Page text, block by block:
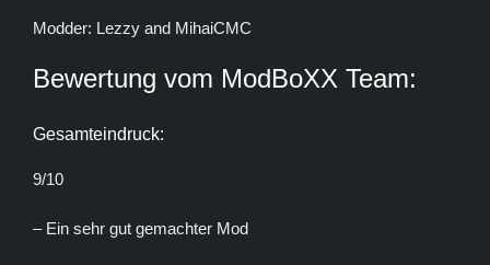
Modder: Lezzy and MihaiCMC
Bewertung vom ModBoXX Team:
Gesamteindruck:
9/10
– Ein sehr gut gemachter Mod